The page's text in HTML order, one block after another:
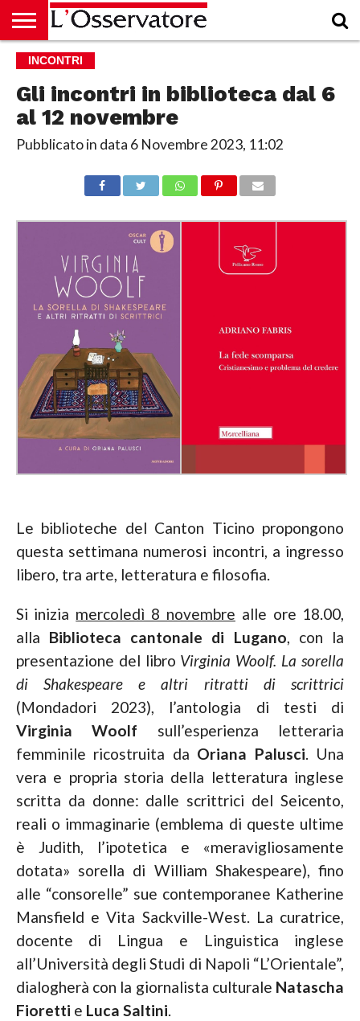
HOME
CULTURA
ECONOMIA
RUBRICHE
ARCHIVIO
PODCAST
ABBONAMENTO
CHI
ACCEDI
INCONTRI
Gli incontri in biblioteca dal 6
al 12 novembre
Pubblicato in data 6 Novembre 2023, 11:02
Le biblioteche del Canton Ticino propongono
questa settimana numerosi incontri, a ingresso
libero, tra arte, letteratura e filosofia.
Si inizia mercoledì 8 novembre alle ore 18.00,
alla Biblioteca cantonale di Lugano, con la
presentazione del libro Virginia Woolf. La sorella
di Shakespeare e altri ritratti di scrittrici
(Mondadori 2023), l’antologia di testi di
Virginia Woolf sull’esperienza letteraria
femminile ricostruita da Oriana Palusci. Una
vera e propria storia della letteratura inglese
scritta da donne: dalle scrittrici del Seicento,
reali o immaginarie (emblema di queste ultime
è Judith, l’ipotetica e «meravigliosamente
dotata» sorella di William Shakespeare), fino
alle “consorelle” sue contemporanee Katherine
Mansfield e Vita Sackville-West. La curatrice,
docente di Lingua e Linguistica inglese
all’Università degli Studi di Napoli “L’Orientale”,
dialogherà con la giornalista culturale Natascha
Fioretti e Luca Saltini.